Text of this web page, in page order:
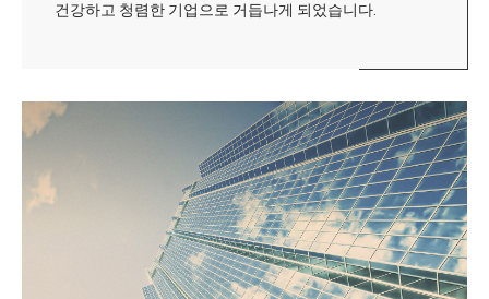
건강하고 청렴한 기업으로 거듭나게 되었습니다.